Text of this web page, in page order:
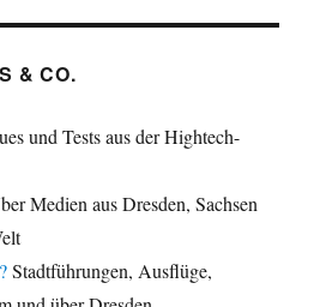
& CO.
und Tests aus der Hightech-
Medien aus Dresden, Sachsen
Stadtführungen, Ausflüge,